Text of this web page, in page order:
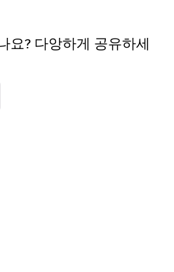
요? 다앙하게 공유하세